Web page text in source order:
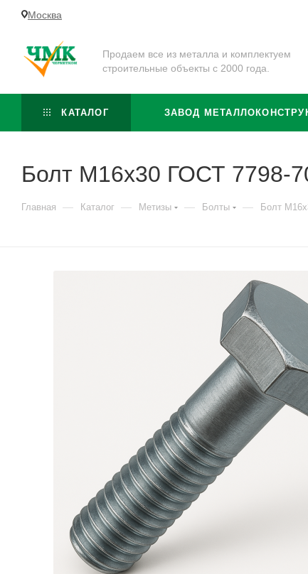
Москва
Продаем все из металла и комплектуем
строительные объекты с 2000 года.
КАТАЛОГ ЗАВОД
Болт М16x30 ГОСТ 7798-
Главная — Каталог — Метизы — Болты — Болт